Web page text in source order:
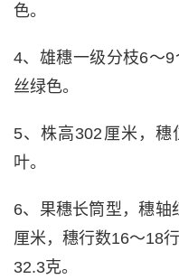
色。
4、雄穗一级分枝6～
丝绿色。
5、株高302厘米，穗
叶。
6、果穗长筒型，穗轴
厘米，穗行数16～18
32.3克。